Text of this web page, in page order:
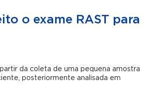
o exame RAST para
da coleta de uma pequena amostra
posteriormente analisada em